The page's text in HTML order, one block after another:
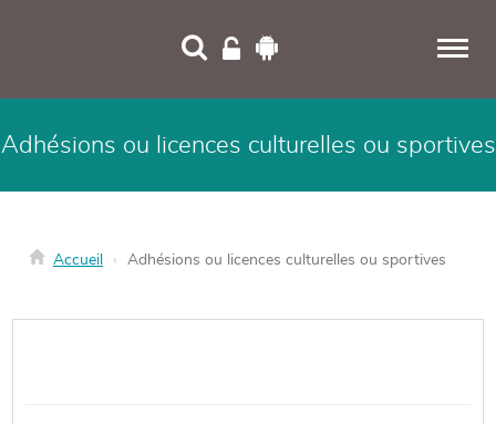
Adhésions ou licences culturelles ou sportives
Accueil Adhésions ou licences culturelles ou sportives